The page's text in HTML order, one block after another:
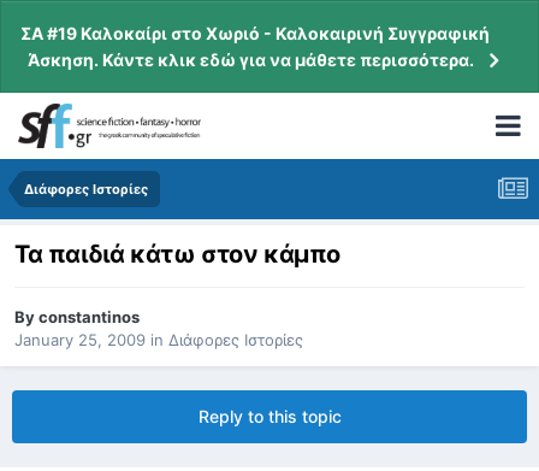
ΣΑ #19 Καλοκαίρι στο Χωριό - Καλοκαιρινή Συγγραφική
Άσκηση. Κάντε κλικ εδώ για να μάθετε περισσότερα.
Διάφορες Ιστορίες
Τα παιδιά κάτω στον κάμπο
Byconstantinos
January 25, 2009 in Διάφορες Ιστορίες
Reply to this topic